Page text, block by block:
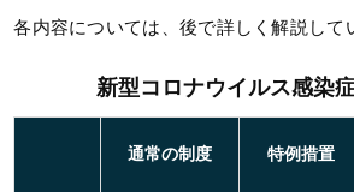
各内容については、後で詳しく解説して
新型コロナウイルス感染
通常の制度 特例措置